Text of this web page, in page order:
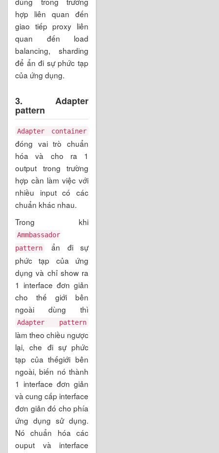
hợp liên quan đến
giao tiếp proxy liên
quan đến load
balancing, sharding
để ẩn đi sự phức tạp
của ứng dụng.
3. Adapter
pattern
Adapter container
đóng vai trò chuẩn
hóa và cho ra 1
output trong trường
hợp cần làm việc với
nhiều input có các
chuẩn khác nhau.
Trong khi
Ammbassador
pattern
ẩn đi sự
phức tạp của ứng
dụng và chỉ show ra
1 interface đơn giản
cho thế giới bên
ngoài dùng thì
Adapter pattern
làm theo chiều ngược
lại, che đi sự phức
tạp của thếgiới bên
ngoài, biến nó thành
1 interface đơn giản
và cung cấp interface
đơn giản đó cho phía
ứng dụng sử dụng.
Nó chuẩn hóa các
ouput và interface